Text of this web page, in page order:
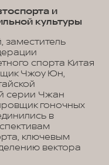
и
культуры
заместитель
спорта Китая
Чжоу Юн,
серии Чжан
гоночных
в
ключевым
вектора